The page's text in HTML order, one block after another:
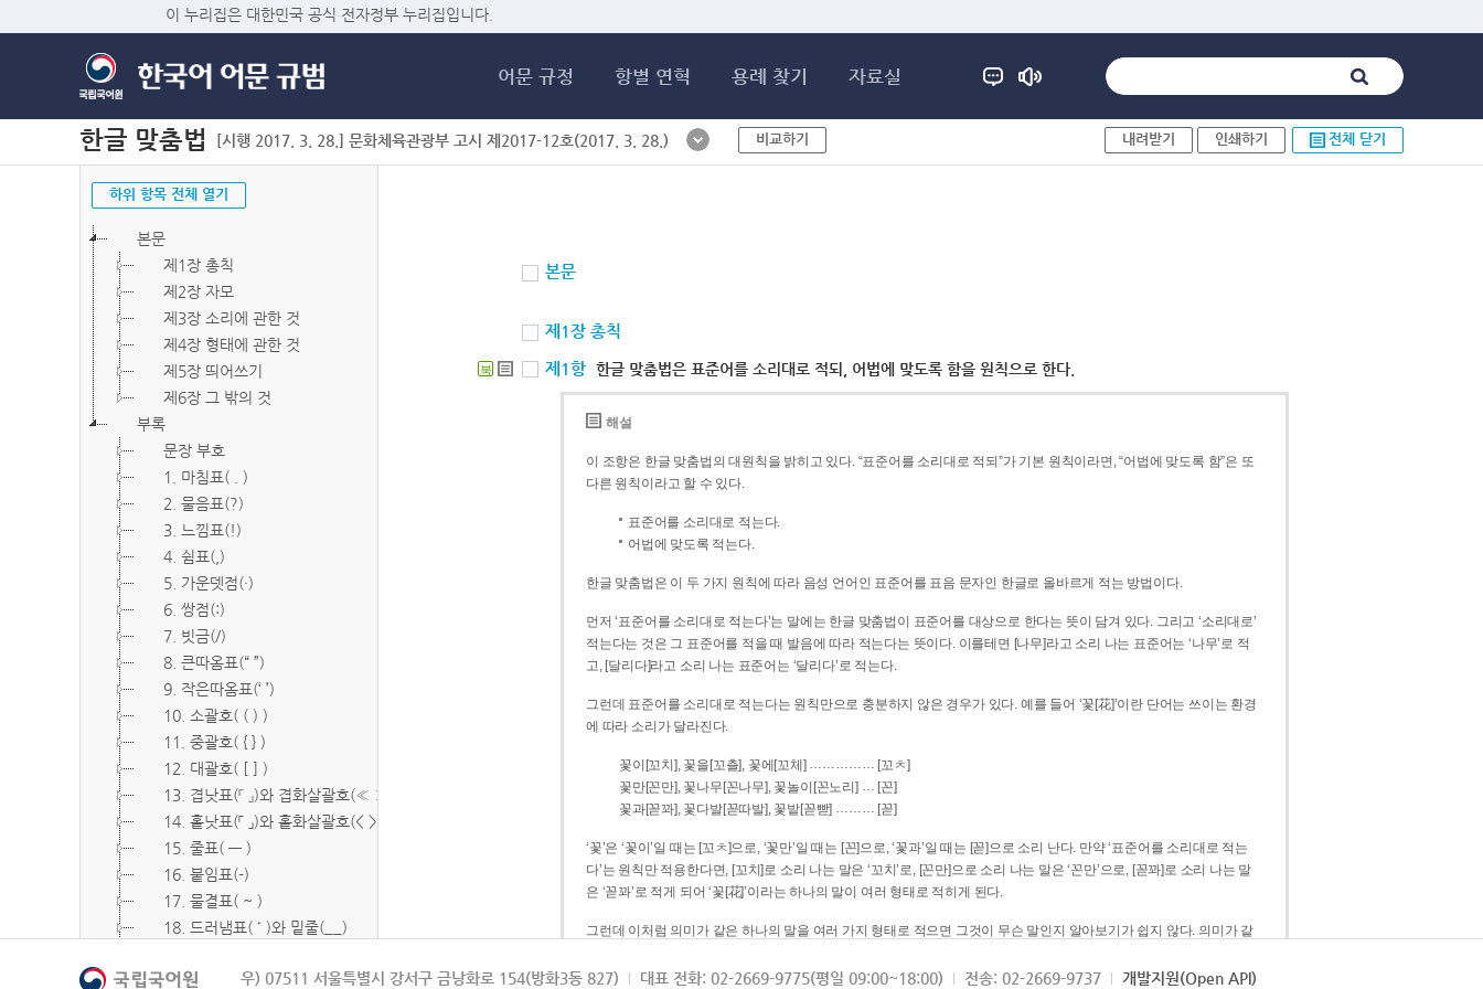
이 누리집은 대한민국 공식 전자정부 누리집입니다.
어문 규정 항별 연혁 용례 찾기 자료실
한글 맞춤법 [시행 2017. 3. 28.] 문화체육관광부 고시 제2017-12호(2017. 3. 28.) 비교하기 내려받기 인쇄하기 전체 닫기
하위 항목 전체 열기
본문
제1장 총칙
제2장 자모
제3장 소리에 관한 것
제4장 형태에 관한 것
제5장 띄어쓰기
제6장 그 밖의 것
부록
문장 부호
1. 마침표( . )
2. 물음표(?)
3. 느낌표(!)
4. 쉼표(,)
5. 가운뎃점(·)
6. 쌍점(:)
7. 빗금(/)
8. 큰따옴표(“ ”)
9. 작은따옴표(‘ ’)
10. 소괄호( ( ) )
11. 중괄호( { } )
12. 대괄호( [ ] )
13. 겹낫표(『 』)와 겹화살괄호(≪ ≫)
14. 홑낫표(「 」)와 홑화살괄호(< >)
15. 줄표( ― )
16. 붙임표(-)
17. 물결표( ~ )
18. 드러냄표( ˙ )와 밑줄(__)
20. 빠짐표( □ )
본문
제1장 총칙
북 제1항 한글 맞춤법은 표준어를 소리대로 적되, 어법에 맞도록 함을 원칙으로 한다.
해설
이 조항은 한글 맞춤법의 대원칙을 밝히고 있다. “표준어를 소리대로 적되”가 기본 원칙이라면, “어법에 맞도록 함”은 또
다른 원칙이라고 할 수 있다.
표준어를 소리대로 적는다.
어법에 맞도록 적는다.
한글 맞춤법은 이 두 가지 원칙에 따라 음성 언어인 표준어를 표음 문자인 한글로 올바르게 적는 방법이다.
먼저 ‘표준어를 소리대로 적는다’는 말에는 한글 맞춤법이 표준어를 대상으로 한다는 뜻이 담겨 있다. 그리고 ‘소리대로’
적는다는 것은 그 표준어를 적을 때 발음에 따라 적는다는 뜻이다. 이를테면 [나무]라고 소리 나는 표준어는 ‘나무’로 적
고, [달리다]라고 소리 나는 표준어는 ‘달리다’로 적는다.
그런데 표준어를 소리대로 적는다는 원칙만으로 충분하지 않은 경우가 있다. 예를 들어 ‘꽃[花]’이란 단어는 쓰이는 환경
에 따라 소리가 달라진다.
꽃이[꼬치], 꽃을[꼬츨], 꽃에[꼬체] …………… [꼬ㅊ]
꽃만[꼰만], 꽃나무[꼰나무], 꽃놀이[꼰노리] … [꼰]
꽃과[꼳꽈], 꽃다발[꼳따발], 꽃밭[꼳빧] ……… [꼳]
‘꽃’은 ‘꽃이’일 때는 [꼬ㅊ]으로, ‘꽃만’일 때는 [꼰]으로, ‘꽃과’일 때는 [꼳]으로 소리 난다. 만약 ‘표준어를 소리대로 적는
다’는 원칙만 적용한다면, [꼬치]로 소리 나는 말은 ‘꼬치’로, [꼰만]으로 소리 나는 말은 ‘꼰만’으로, [꼳꽈]로 소리 나는 말
은 ‘꼳꽈’로 적게 되어 ‘꽃[花]’이라는 하나의 말이 여러 형태로 적히게 된다.
그런데 이처럼 의미가 같은 하나의 말을 여러 가지 형태로 적으면 그것이 무슨 말인지 알아보기가 쉽지 않다. 의미가 같
되게 적는 것이 의미를 파악하는 데 효과적이다.
우) 07511 서울특별시 강서구 금낭화로 154(방화3동 827) 대표 전화: 02-2669-9775(평일 09:00~18:00) 전송: 02-2669-9737 개발지원(Open API)